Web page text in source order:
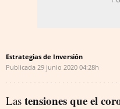
Estrategias de Inversión
Publicada 29 junio 2020 04:28h
Las tensiones que el